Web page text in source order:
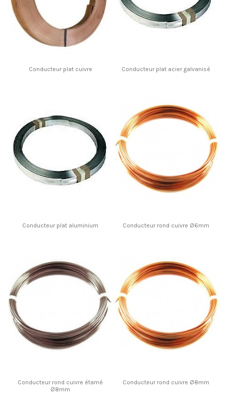
Conducteur plat cuivre Conducteur plat acier galvanisé
Conducteur plat aluminium Conducteur rond cuivre Ø6mm
Conducteur rond cuivre étamé
Ø8mm
Conducteur rond cuivre Ø8mm